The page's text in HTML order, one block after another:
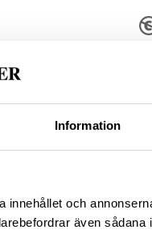
Information
och
även
är känd.
B880-